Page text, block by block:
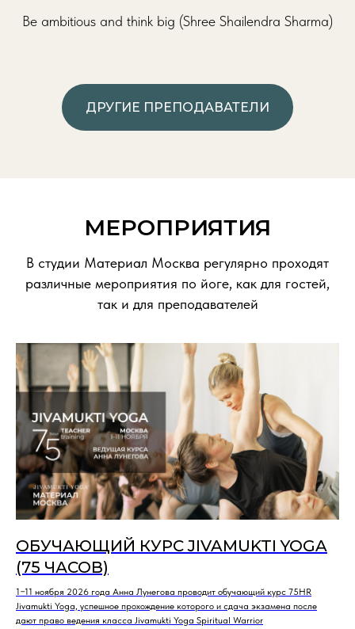
Be ambitious and think big (Shree Shailendra Sharma)
ДРУГИЕ ПРЕПОДАВАТЕЛИ
МЕРОПРИЯТИЯ
В студии Материал Москва регулярно проходят
различные мероприятия по йоге, как для гостей,
так и для преподавателей
ОБУЧАЮЩИЙ КУРС JIVAMUKTI YOGA
(75 ЧАСОВ)
1−11 ноября 2026 года Анна Лунегова проводит обучающий курс 75HR
Jivamukti Yoga, успешное прохождение которого и сдача экзамена после
дают право ведения класса Jivamukti Yoga Spiritual Warrior